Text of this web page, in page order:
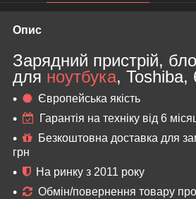
Опис
Зарядний пристрій,
для ноутбука, Toshiba,
Європейська якість
Гарантія на техніку від 6
Безкоштовна доставка для
грн
На ринку з 2011 року
Обмін/повернення товару